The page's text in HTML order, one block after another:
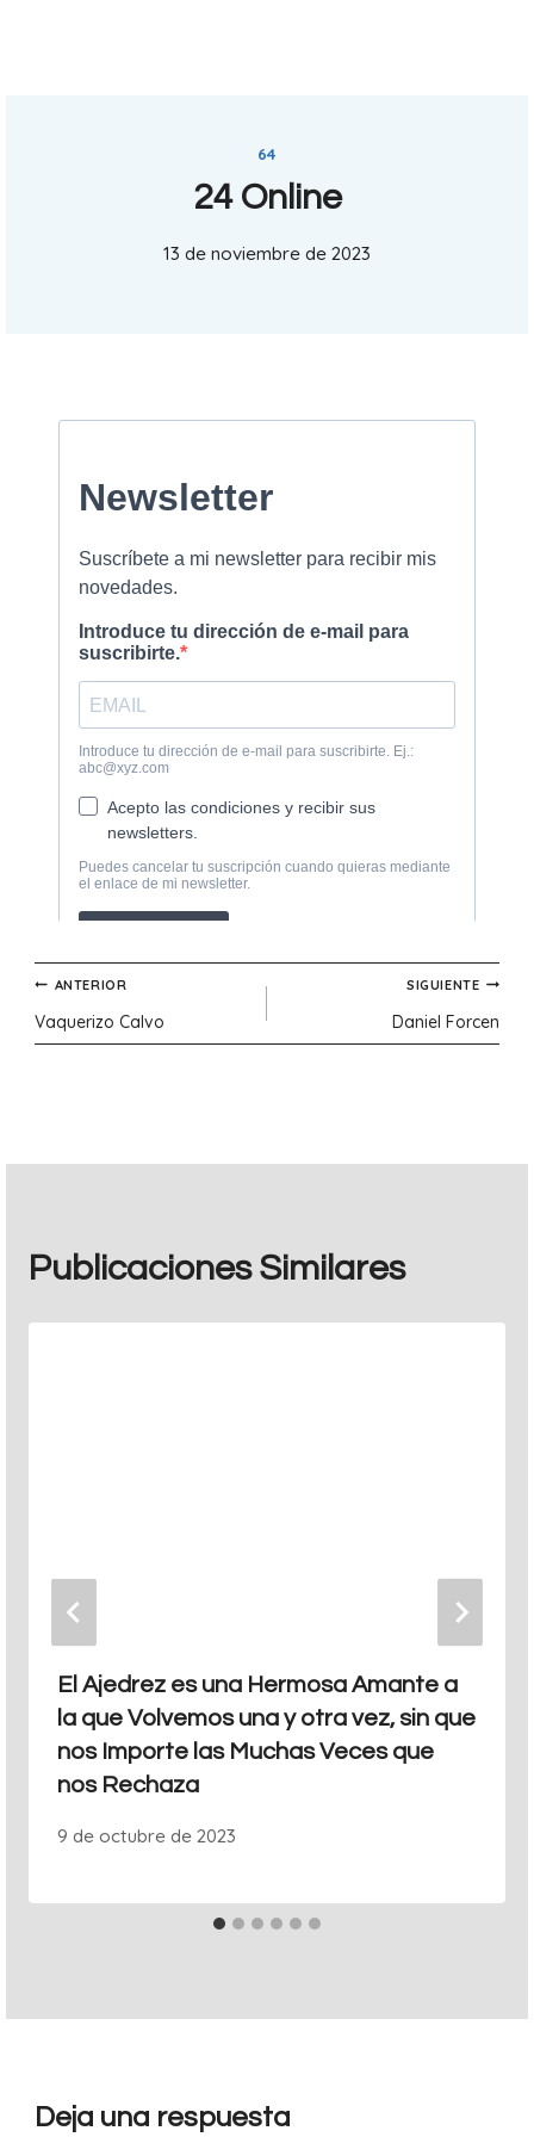
64
24 Online
13 de noviembre de 2023
Navegación
de
ANTERIOR
Vaquerizo Calvo
SIGUIENTE
Daniel Forcen
Publicaciones Similares
El Ajedrez es una Hermosa Amante a
la que Volvemos una y otra vez, sin que
nos Importe las Muchas Veces que
nos Rechaza
9 de octubre de 2023
Deja una respuesta